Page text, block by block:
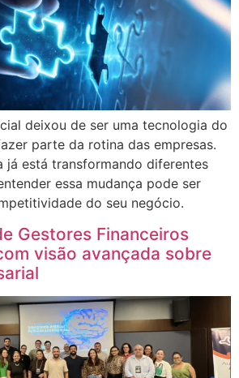
deixou de ser uma tecnologia do
parte da rotina das empresas.
já está transformando diferentes
essa mudança pode ser
do seu negócio.
Gestores Financeiros
visão avançada sobre